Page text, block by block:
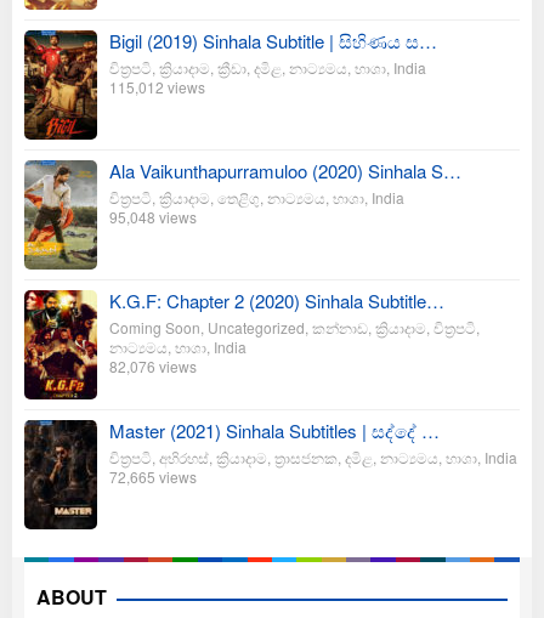
Bigil (2019) Sinhala Subtitle | සිහිණය ස…
චිත්‍රපටි ක්‍රියාදාම ක්‍රීඩා දමිළ නාට්‍යමය භාශා India
115,012 views
Ala Vaikunthapurramuloo (2020) Sinhala S…
චිත්‍රපටි ක්‍රියාදාම තෙළිගු නාට්‍යමය භාශා India
95,048 views
K.G.F: Chapter 2 (2020) Sinhala Subtitle…
Coming Soon Uncategorized කන්නාඩ ක්‍රියාදාම චිත්‍රපටි
නාට්‍යමය භාශා India
82,076 views
Master (2021) Sinhala Subtitles | සද්දේ …
චිත්‍රපටි අභිරහස් ක්‍රියාදාම ත්‍රාසජනක දමිළ නාට්‍යමය භාශා India
72,665 views
ABOUT